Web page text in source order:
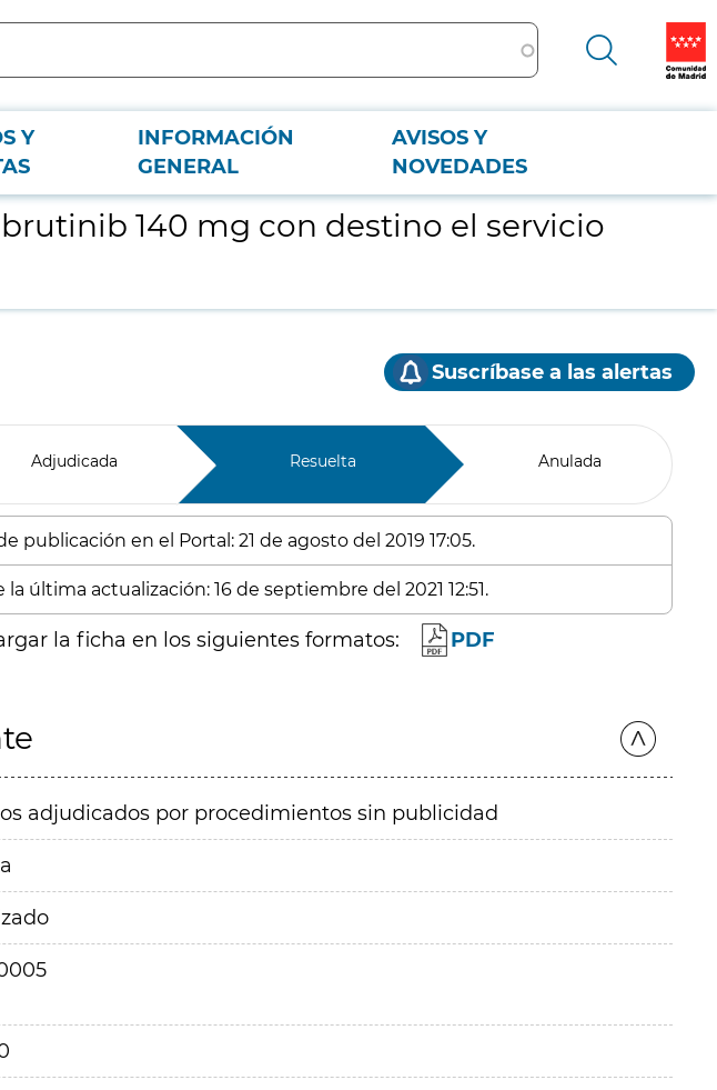
Y
INFORMACIÓN
GENERAL
AVISOS Y
NOVEDADES
Ramón y Cajal
140 mg con destino el servicio
Suscríbase a las alertas
Adjudicada Resuelta Anulada
publicación en el Portal: 21 de agosto del 2019 17:05.
la última actualización: 16 de septiembre del 2021 12:51.
la ficha en los siguientes formatos: PDF
adjudicados por procedimientos sin publicidad